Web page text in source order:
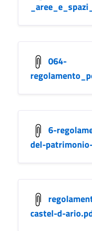
064-
6-
del-
castel-d-